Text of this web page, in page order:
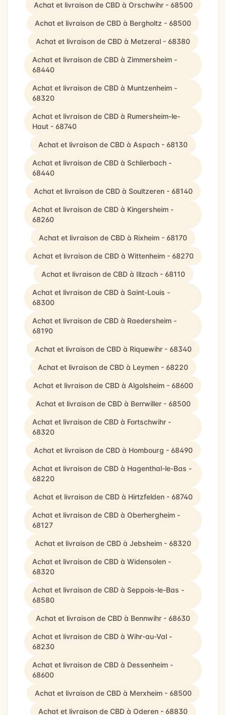
Achat et livraison de CBD à Orschwihr - 68500
Achat et livraison de CBD à Bergholtz - 68500
Achat et livraison de CBD à Metzeral - 68380
Achat et livraison de CBD à Zimmersheim -
68440
Achat et livraison de CBD à Muntzenheim -
68320
Achat et livraison de CBD à Rumersheim-le-
Haut - 68740
Achat et livraison de CBD à Aspach - 68130
Achat et livraison de CBD à Schlierbach -
68440
Achat et livraison de CBD à Soultzeren - 68140
Achat et livraison de CBD à Kingersheim -
68260
Achat et livraison de CBD à Rixheim - 68170
Achat et livraison de CBD à Wittenheim - 68270
Achat et livraison de CBD à Illzach - 68110
Achat et livraison de CBD à Saint-Louis -
68300
Achat et livraison de CBD à Raedersheim -
68190
Achat et livraison de CBD à Riquewihr - 68340
Achat et livraison de CBD à Leymen - 68220
Achat et livraison de CBD à Algolsheim - 68600
Achat et livraison de CBD à Berrwiller - 68500
Achat et livraison de CBD à Fortschwihr -
68320
Achat et livraison de CBD à Hombourg - 68490
Achat et livraison de CBD à Hagenthal-le-Bas -
68220
Achat et livraison de CBD à Hirtzfelden - 68740
Achat et livraison de CBD à Oberhergheim -
68127
Achat et livraison de CBD à Jebsheim - 68320
Achat et livraison de CBD à Widensolen -
68320
Achat et livraison de CBD à Seppois-le-Bas -
68580
Achat et livraison de CBD à Bennwihr - 68630
Achat et livraison de CBD à Wihr-au-Val -
68230
Achat et livraison de CBD à Dessenheim -
68600
Achat et livraison de CBD à Merxheim - 68500
Achat et livraison de CBD à Oderen - 68830